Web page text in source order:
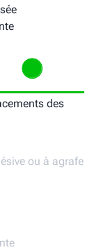
pesée
tridimensionnel
plus de solutions
Priorité à
des
ou à agrafe